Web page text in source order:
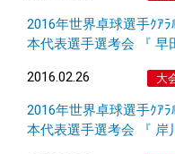
2016年世界卓球選手ｸｱ
本代表選手選考会 『 早
2016.02.26 大
2016年世界卓球選手ｸｱ
本代表選手選考会 『 岸